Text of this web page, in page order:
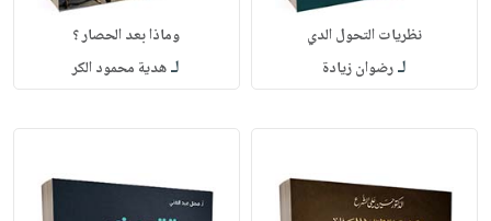
نظريات التحول الدي
لـرضوان زيادة
وماذا بعد الحصار ؟
لـهدية محمود الكر